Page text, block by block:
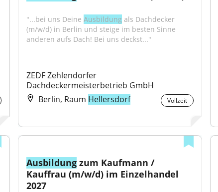
"...bei uns Deine Ausbildung als Dachdecker
(m/w/d) in Berlin und steige im besten Sinne
anderen aufs Dach! Bei uns deckst..."
ZEDF Zehlendorfer
Dachdeckermeisterbetrieb GmbH
Berlin, Raum Hellersdorf Vollzeit
Ausbildung zum Kaufmann /
Kauffrau (m/w/d) im Einzelhandel
2027